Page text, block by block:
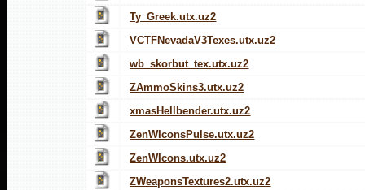
Ty_Greek.utx.uz2
VCTFNevadaV3Texes.utx.uz2
wb_skorbut_tex.utx.uz2
ZAmmoSkins3.utx.uz2
xmasHellbender.utx.uz2
ZenWIconsPulse.utx.uz2
ZenWIcons.utx.uz2
ZWeaponsTextures2.utx.uz2